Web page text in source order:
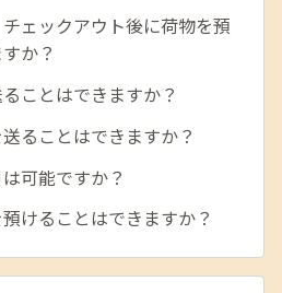
ェックアウト後に荷物を預
か？
ことはできますか？
ることはできますか？
可能ですか？
けることはできますか？